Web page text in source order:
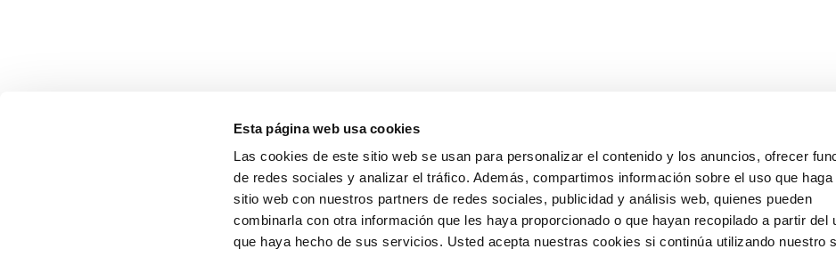
Esta página web usa cookies
Las cookies de este sitio web se usan para personalizar el contenido y los anuncios, ofrecer
de redes sociales y analizar el tráfico. Además, compartimos información sobre el uso que haga
sitio web con nuestros partners de redes sociales, publicidad y análisis web, quienes pueden
combinarla con otra información que les haya proporcionado o que hayan recopilado a partir del
que haya hecho de sus servicios. Usted acepta nuestras cookies si continúa utilizando nuestro